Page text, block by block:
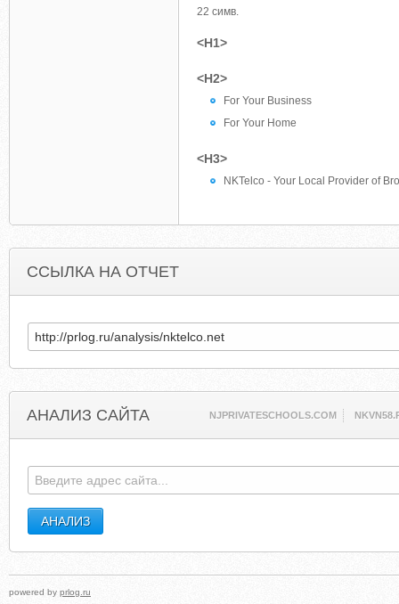
22 симв.
<H1>
<H2>
For Your Business
For Your Home
<H3>
NKTelco - Your Local Provider of
ССЫЛКА НА ОТЧЕТ
АНАЛИЗ САЙТА NJPRIVATESCHOOLS.COM
powered by prlog.ru